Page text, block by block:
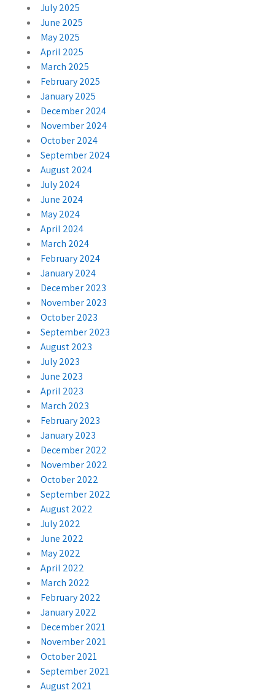
July 2025
June 2025
May 2025
April 2025
March 2025
February 2025
January 2025
December 2024
November 2024
October 2024
September 2024
August 2024
July 2024
June 2024
May 2024
April 2024
March 2024
February 2024
January 2024
December 2023
November 2023
October 2023
September 2023
August 2023
July 2023
June 2023
April 2023
March 2023
February 2023
January 2023
December 2022
November 2022
October 2022
September 2022
August 2022
July 2022
June 2022
May 2022
April 2022
March 2022
February 2022
January 2022
December 2021
November 2021
October 2021
September 2021
August 2021